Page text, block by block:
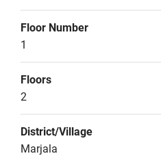
Floor Number
1
Floors
2
District/Village
Marjala